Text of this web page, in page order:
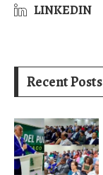
LINKEDIN
Recent Posts